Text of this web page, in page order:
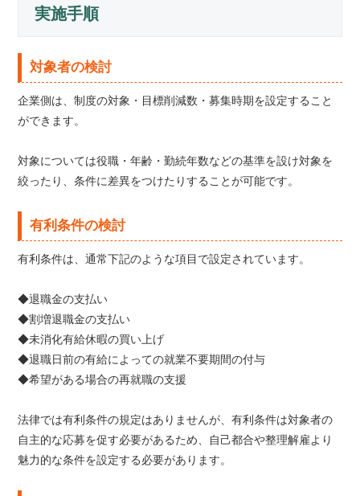
実施手順
対象者の検討
企業側は、制度の対象・目標削減数・募集時期を設定すること
ができます。
対象については役職・年齢・勤続年数などの基準を設け対象を
絞ったり、条件に差異をつけたりすることが可能です。
有利条件の検討
有利条件は、通常下記のような項目で設定されています。
◆退職金の支払い
◆割増退職金の支払い
◆未消化有給休暇の買い上げ
◆退職日前の有給によっての就業不要期間の付与
◆希望がある場合の再就職の支援
法律では有利条件の規定はありませんが、有利条件は対象者の
自主的な応募を促す必要があるため、自己都合や整理解雇より
魅力的な条件を設定する必要があります。